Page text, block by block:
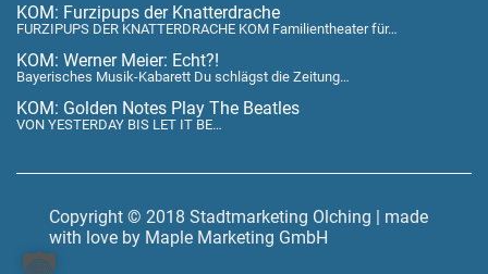
KOM: Furzipups der Knatterdrache
FURZIPUPS DER KNATTERDRACHE KOM Familientheater für…
KOM: Werner Meier: Echt?!
Bayerisches Musik-Kabarett Du schlägst die Zeitung…
KOM: Golden Notes Play The Beatles
VON YESTERDAY BIS LET IT BE…
Copyright © 2018 Stadtmarketing Olching | made
with love by Maple Marketing GmbH